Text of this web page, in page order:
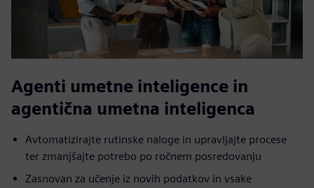
Agenti umetne inteligence in
agentična umetna inteligenca
Avtomatizirajte rutinske naloge in upravljajte procese
ter zmanjšajte potrebo po ročnem posredovanju
Zasnovan za učenje iz novih podatkov in vsake